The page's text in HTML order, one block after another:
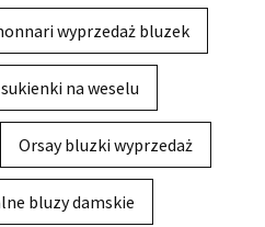
wyprzedaż bluzek
na weselu
Orsay bluzki wyprzedaż
bluzy damskie